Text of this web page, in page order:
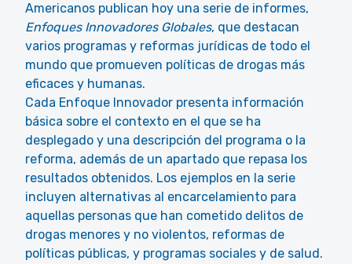
Americanos publican hoy una serie de informes,
Enfoques Innovadores Globales, que destacan
varios programas y reformas jurídicas de todo el
mundo que promueven políticas de drogas más
eficaces y humanas.
Cada Enfoque Innovador presenta información
básica sobre el contexto en el que se ha
desplegado y una descripción del programa o la
reforma, además de un apartado que repasa los
resultados obtenidos. Los ejemplos en la serie
incluyen alternativas al encarcelamiento para
aquellas personas que han cometido delitos de
drogas menores y no violentos, reformas de
políticas públicas, y programas sociales y de salud.